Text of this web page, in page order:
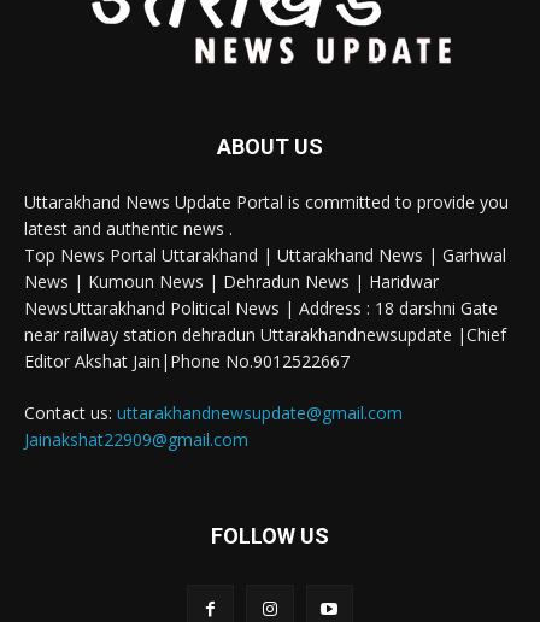
ABOUT US
Uttarakhand News Update Portal is committed to provide you
latest and authentic news .
Top News Portal Uttarakhand | Uttarakhand News | Garhwal
News | Kumoun News | Dehradun News | Haridwar
NewsUttarakhand Political News | Address : 18 darshni Gate
near railway station dehradun Uttarakhandnewsupdate |Chief
Editor Akshat Jain|Phone No.9012522667
Contact us: uttarakhandnewsupdate@gmail.com
Jainakshat22909@gmail.com
FOLLOW US